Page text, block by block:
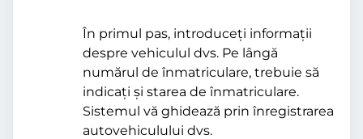
În primul pas, introduceți informații
despre vehiculul dvs. Pe lângă
numărul de înmatriculare, trebuie să
indicați și starea de înmatriculare.
Sistemul vă ghidează prin înregistrarea
autovehiculului dvs.